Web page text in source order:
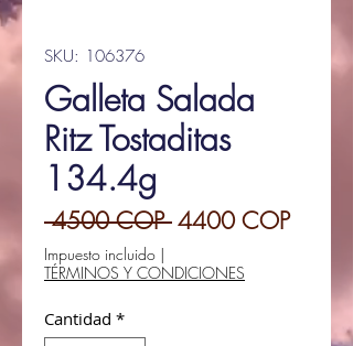
SKU: 106376
Galleta Salada
Ritz Tostaditas
134.4g
4500 COP Precio
4400 COPPrecio
Impuesto incluido |
TÉRMINOS Y CONDICIONES
Cantidad *